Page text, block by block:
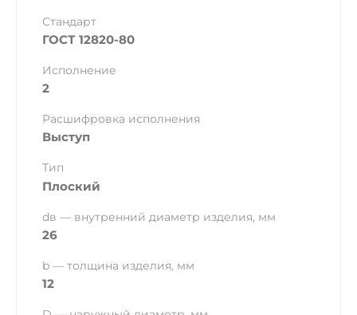
Стандарт
ГОСТ 12820-80
Исполнение
2
Расшифровка исполнения
Выступ
Тип
Плоский
dв — внутренний диаметр изделия, мм
26
b — толщина изделия, мм
12